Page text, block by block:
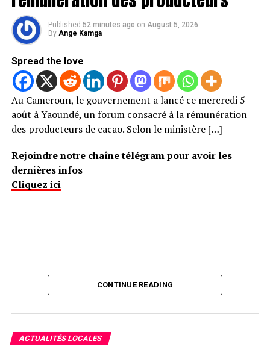
Published 52 minutes ago on August 5, 2026
By Ange Kamga
Spread the love
Au Cameroun, le gouvernement a lancé ce mercredi 5
août à Yaoundé, un forum consacré à la rémunération
des producteurs de cacao. Selon le ministère […]
Rejoindre notre chaîne télégram pour avoir les
dernières infos
Cliquez ici
CONTINUE READING
ACTUALITÉS LOCALES